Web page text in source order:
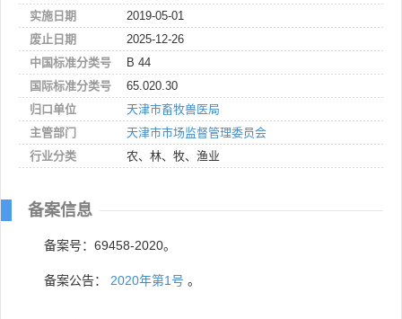
实施日期
2019-05-01
废止日期
2025-12-26
中国标准分类号
B 44
国际标准分类号
65.020.30
归口单位
天津市畜牧兽医局
主管部门
天津市市场监督管理委员会
行业分类
农、林、牧、渔业
备案信息
备案号：69458-2020。
备案公告： 2020年第1号 。